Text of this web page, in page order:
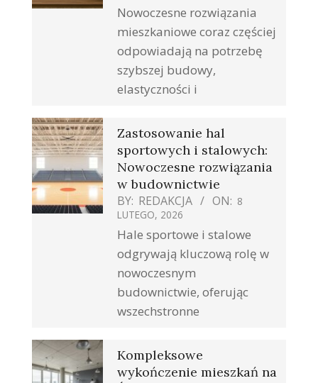
Nowoczesne rozwiązania
mieszkaniowe coraz częściej
odpowiadają na potrzebę
szybszej budowy,
elastyczności i
Zastosowanie hal
sportowych i stalowych:
Nowoczesne rozwiązania
w budownictwie
BY: REDAKCJA ON: 8
LUTEGO, 2026
Hale sportowe i stalowe
odgrywają kluczową rolę w
nowoczesnym
budownictwie, oferując
wszechstronne
Kompleksowe
wykończenie mieszkań na